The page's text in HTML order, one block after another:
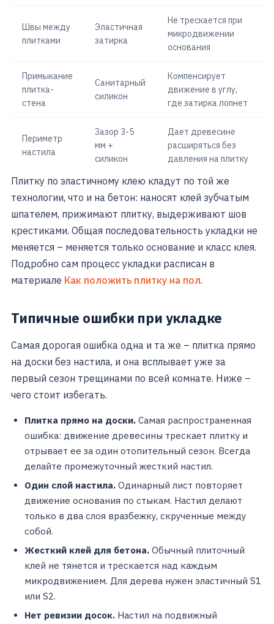
Швы между
плитками
Эластичная
затирка
Не трескается при
микродвижении
основания
Примыкание
плитка-
стена
Санитарный
силикон
Компенсирует
движение в углу,
где затирка лопнет
Периметр
настила
Зазор 3-5
мм +
силикон
Дает древесине
расширяться без
давления на плитку
Плитку по эластичному клею кладут по той же
технологии, что и на бетон: наносят клей зубчатым
шпателем, прижимают плитку, выдерживают шов
крестиками. Общая последовательность укладки не
меняется – меняется только основание и класс клея.
Подробно сам процесс укладки расписан в
материале Как положить плитку на пол.
Типичные ошибки при укладке
Самая дорогая ошибка одна и та же – плитка прямо
на доски без настила, и она всплывает уже за
первый сезон трещинами по всей комнате. Ниже –
чего стоит избегать.
Плитка прямо на доски. Самая распространенная
ошибка: движение древесины трескает плитку и
отрывает ее за один отопительный сезон. Всегда
делайте промежуточный жесткий настил.
Один слой настила. Одинарный лист повторяет
движение основания по стыкам. Настил делают
только в два слоя вразбежку, скрученные между
собой.
Жесткий клей для бетона. Обычный плиточный
клей не тянется и трескается над каждым
микродвижением. Для дерева нужен эластичный S1
или S2.
Нет ревизии досок. Настил на подвижный